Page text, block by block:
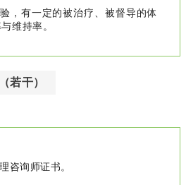
，有一定的被治疗、被督导的体
维持率。
若干）
咨询师证书。